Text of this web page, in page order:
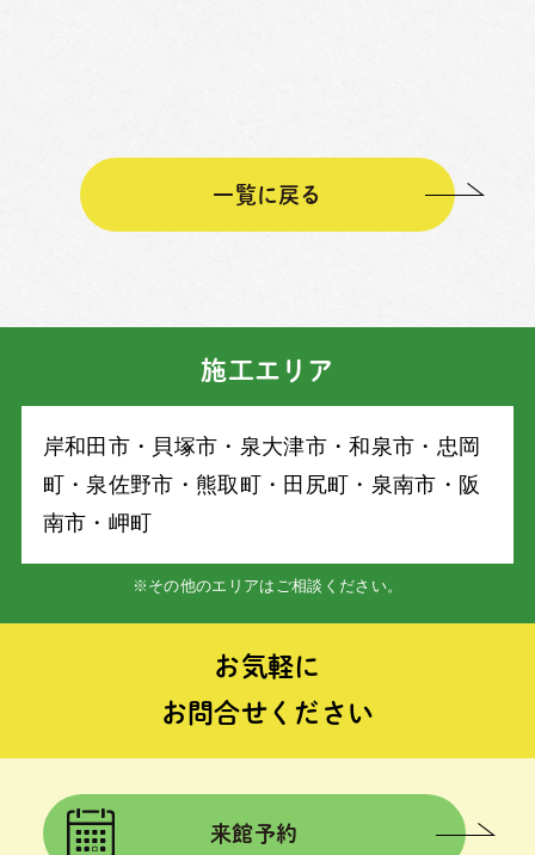
一覧に戻る
施工エリア
岸和⽥市・⾙塚市・泉⼤津市・和泉市・忠岡
町・泉佐野市・熊取町・⽥尻町・泉南市・阪
南市・岬町
※その他のエリアはご相談ください。
お気軽に
お問合せください
来館予約